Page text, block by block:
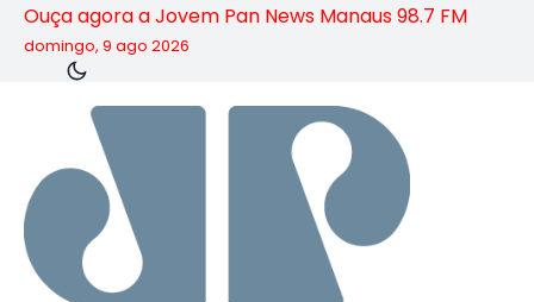
Ouça agora a Jovem Pan News Manaus 98.7 FM
domingo, 9 ago 2026